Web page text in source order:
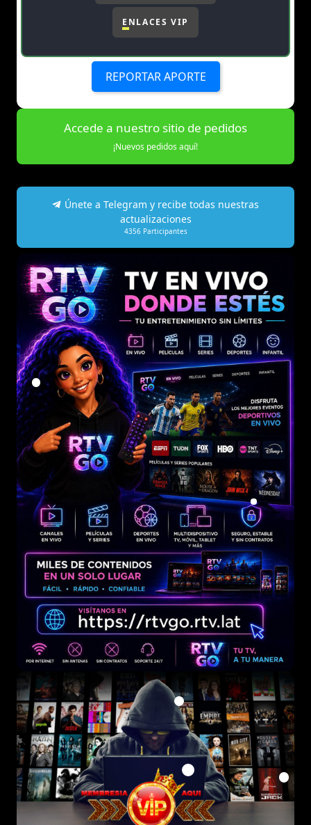
ENLACES VIP
REPORTAR APORTE
Accede a nuestro sitio de pedidos
¡Nuevos pedidos aquí!
Únete a Telegram y recibe todas nuestras
actualizaciones
4356 Participantes